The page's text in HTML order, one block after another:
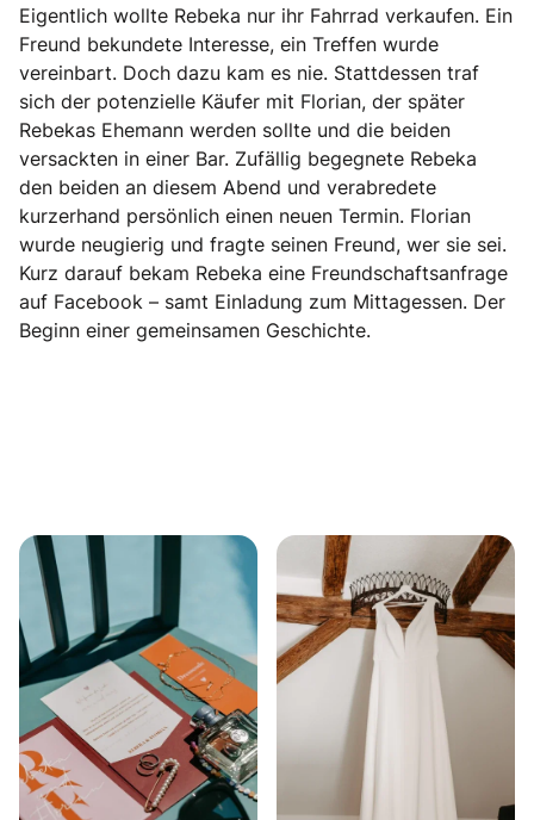
Eigentlich wollte Rebeka nur ihr Fahrrad verkaufen. Ein
Freund bekundete Interesse, ein Treffen wurde
vereinbart. Doch dazu kam es nie. Stattdessen traf
sich der potenzielle Käufer mit Florian, der später
Rebekas Ehemann werden sollte und die beiden
versackten in einer Bar. Zufällig begegnete Rebeka
den beiden an diesem Abend und verabredete
kurzerhand persönlich einen neuen Termin. Florian
wurde neugierig und fragte seinen Freund, wer sie sei.
Kurz darauf bekam Rebeka eine Freundschaftsanfrage
auf Facebook – samt Einladung zum Mittagessen. Der
Beginn einer gemeinsamen Geschichte.